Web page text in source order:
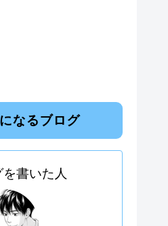
なるブログ
書いた人